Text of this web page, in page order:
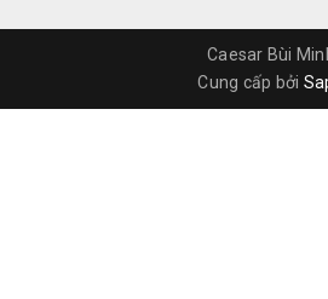
Caesar Bùi
Cung cấp bởi